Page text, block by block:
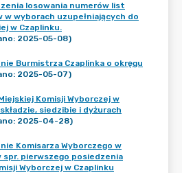
losowania numerów list
w wyborach uzupełniających do
w Czaplinku.
2025-05-08)
Burmistrza Czaplinka o okręgu
2025-05-07)
Komisji Wyborczej w
siedzibie i dyżurach
2025-04-28)
Komisarza Wyborczego w
spr. pierwszego posiedzenia
Wyborczej w Czaplinku